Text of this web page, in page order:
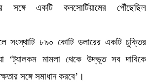
সঙ্গে একটি কনসোর্টিয়ামের পৌঁছেছিল
সংস্থাটি ৮৯০ কোটি ডলারের একটি চুক্তির
‘ট্যালকম মামলা থেকে উদ্ভূত সব দাবিকে
সঙ্গে সমাধান করবে’।